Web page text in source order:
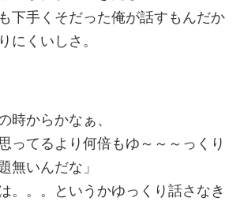
下手くそだった俺が話すもんだか
にくいしさ。
時からかなぁ、
ってるより何倍もゆ～～～っくり
無いんだな」
。。。というかゆっくり話さなき